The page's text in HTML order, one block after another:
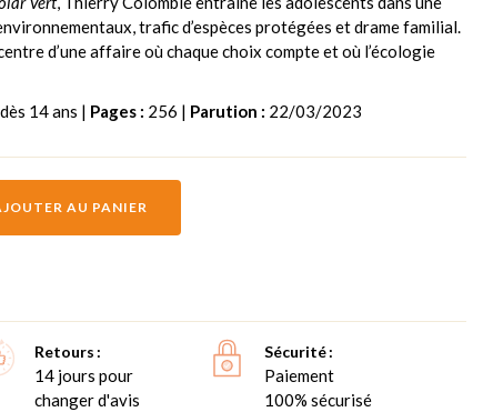
trafic d’espèces protégées et drame familial.
d’une affaire où chaque choix compte et où l’écologie
dès 14 ans | Pages : 256 | Parution : 22/03/2023
AU PANIER
Retours
14 jours pour
changer d'avis
Sécurité
Paiement
100% sécurisé